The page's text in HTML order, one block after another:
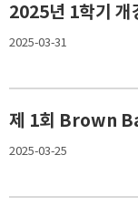
2025년 1학기 개
2025-03-31
제 1회 Brown
2025-03-25